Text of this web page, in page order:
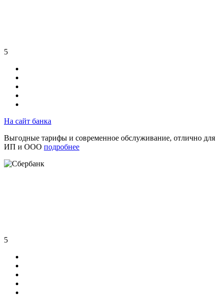
5
На сайт банка
Выгодные тарифы и современное обслуживание, отлично для
ИП и ООО подробнее
5